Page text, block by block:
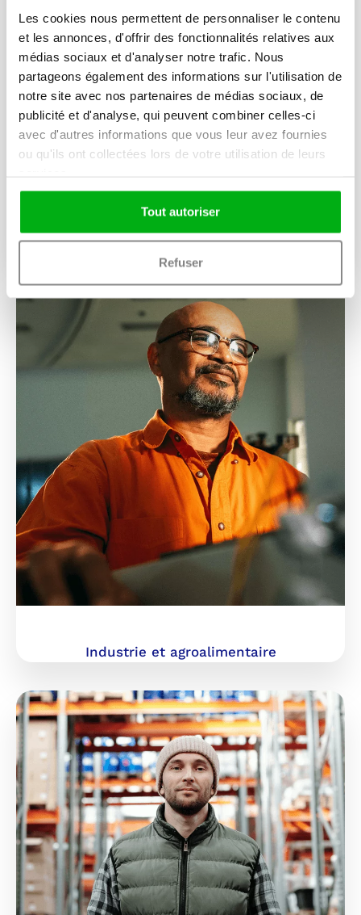
Les cookies nous permettent de personnaliser le contenu
et les annonces, d'offrir des fonctionnalités relatives aux
médias sociaux et d'analyser notre trafic. Nous
partageons également des informations sur l'utilisation de
notre site avec nos partenaires de médias sociaux, de
publicité et d'analyse, qui peuvent combiner celles-ci
avec d'autres informations que vous leur avez fournies
ou qu'ils ont collectées lors de votre utilisation de leurs
Tout autoriser
Refuser
Conducteurs d'engins
Industrie et agroalimentaire